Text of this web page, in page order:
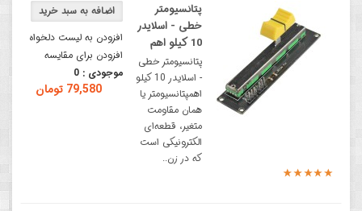
افزودن به لیست دلخواه
افزودن برای مقایسه
موجودی : 0
79,580 تومان
پتانسیومتر
خطی - اسلایدر
10 کیلو اهم
پتانسیومتر خطی
- اسلایدر 10 کیلو
اهمپتانسیومتر یا
همان مقاومت
متغیر، قطعه‌ای
الکترونیکی است
که در زن..